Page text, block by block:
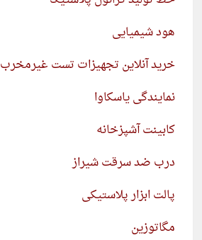
هود شیمیایی
خرید آنلاین تجهیزات تست غیرمخرب NDT
نمایندگی یاسکاوا
کابینت آشپزخانه
درب ضد سرقت شیراز
پالت ابزار پلاستیکی
مگاتوزین